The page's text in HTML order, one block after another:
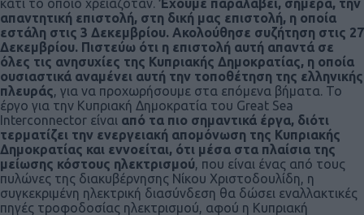
κάτι το οποίο χρειαζόταν. Έχουμε παραλάβει, σήμερα, την
απαντητική επιστολή, στη δική μας επιστολή, η οποία
εστάλη στις 3 Δεκεμβρίου. Ακολούθησε συζήτηση στις 27
Δεκεμβρίου. Πιστεύω ότι η επιστολή αυτή απαντά σε
όλες τις ανησυχίες της Κυπριακής Δημοκρατίας, η οποία
ουσιαστικά αναμένει αυτή την τοποθέτηση της ελληνικής
πλευράς, για να προχωρήσουμε στα επόμενα βήματα. Το
έργο για την Κυπριακή Δημοκρατία του Great Sea
Interconnector είναι από τα πιο σημαντικά έργα, διότι
τερματίζει την ενεργειακή απομόνωση της Κυπριακής
Δημοκρατίας και εννοείται, ότι μέσα στα πλαίσια της
μείωσης κόστους ηλεκτρισμού, που είναι ένας από τους
πυλώνες της διακυβέρνησης Νίκου Χριστοδουλίδη, η
συγκεκριμένη ηλεκτρική διασύνδεση θα δώσει εναλλακτικές
πηγές τροφοδοσίας ηλεκτρισμού, αφού η Κυπριακή